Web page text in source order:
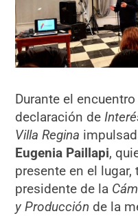
Durante el
declaración de
Villa Regina
Eugenia Paillapi,
presente en el
presidente de la
y Producción de la